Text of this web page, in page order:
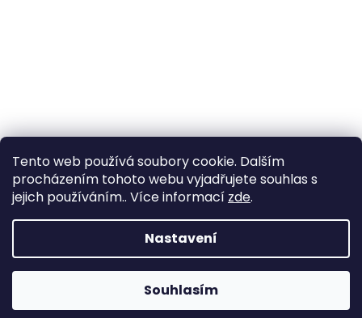
Tento web používá soubory cookie. Dalším
procházením tohoto webu vyjadřujete souhlas s
jejich používáním.. Více informací zde.
Nastavení
Souhlasím